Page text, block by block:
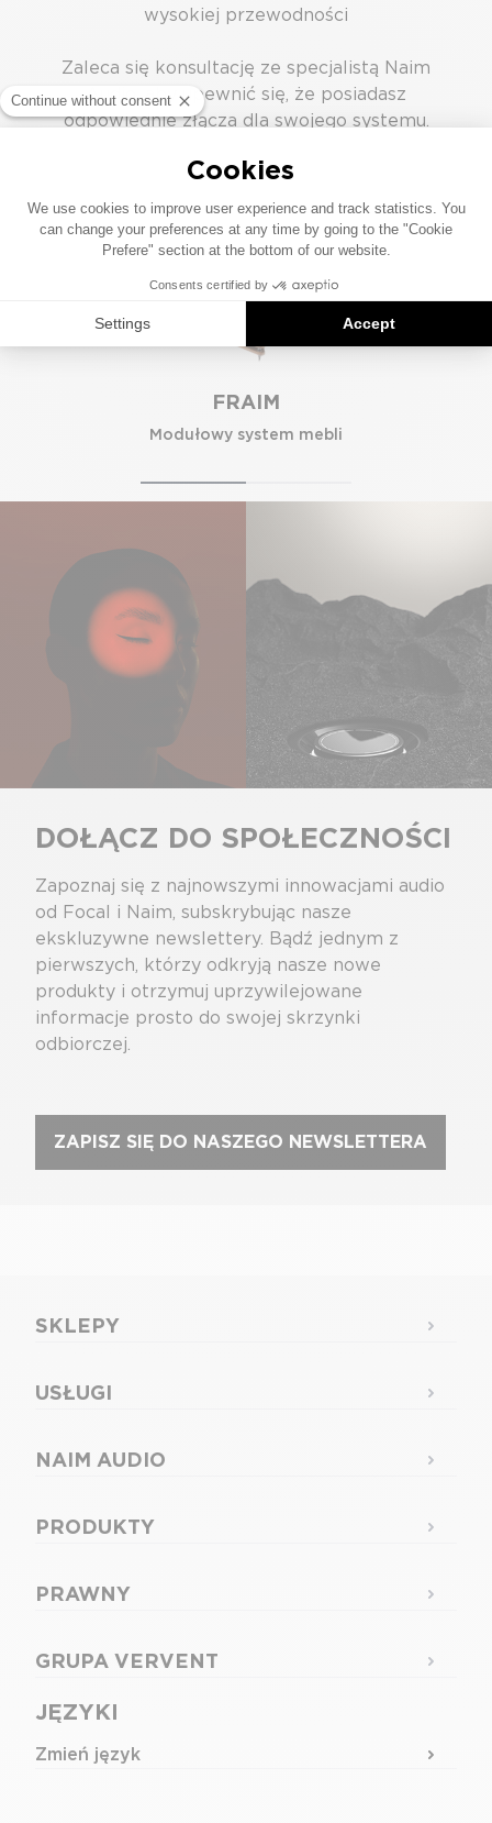
wysokiej przewodności
Zaleca się konsultację ze specjalistą Naim
Audio, aby upewnić się, że posiadasz
odpowiednie złącza dla swojego systemu.
FRAIM
Modułowy system mebli
DOŁĄCZ DO SPOŁECZNOŚCI
Zapoznaj się z najnowszymi innowacjami audio
od Focal i Naim, subskrybując nasze
ekskluzywne newslettery. Bądź jednym z
pierwszych, którzy odkryją nasze nowe
produkty i otrzymuj uprzywilejowane
informacje prosto do swojej skrzynki
odbiorczej.
ZAPISZ SIĘ DO NASZEGO NEWSLETTERA
JĘZYKI
Zmień język
SKLEPY
USŁUGI
NAIM AUDIO
PRODUKTY
PRAWNY
GRUPA VERVENT